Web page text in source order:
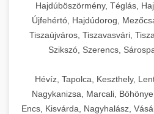
Hajdúböszörmény, Téglás,
Újfehértó, Hajdúdorog,
Tiszaújváros, Tiszavasvári,
Szikszó, Szerencs,
Hévíz, Tapolca, Keszthely,
Nagykanizsa, Marcali,
Encs, Kisvárda, Nagyhalász,